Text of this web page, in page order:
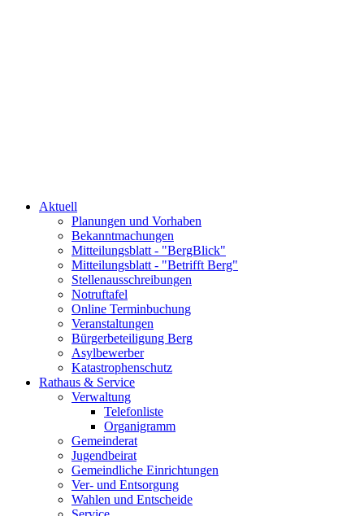
Aktuell
Planungen und Vorhaben
Bekanntmachungen
Mitteilungsblatt - "BergBlick"
Mitteilungsblatt - "Betrifft Berg"
Stellenausschreibungen
Notruftafel
Online Terminbuchung
Veranstaltungen
Bürgerbeteiligung Berg
Asylbewerber
Katastrophenschutz
Rathaus & Service
Verwaltung
Telefonliste
Organigramm
Gemeinderat
Jugendbeirat
Gemeindliche Einrichtungen
Ver- und Entsorgung
Wahlen und Entscheide